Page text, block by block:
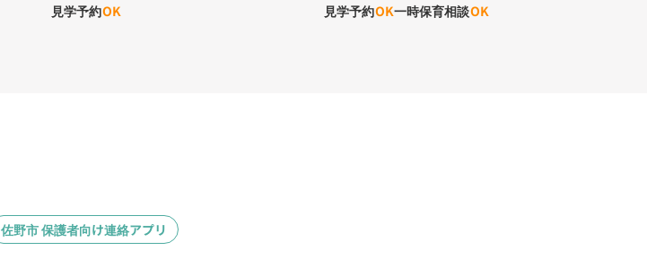
見学予約OK 見学予約OK一時保育相談OK
佐野市 保護者向け連絡アプリ